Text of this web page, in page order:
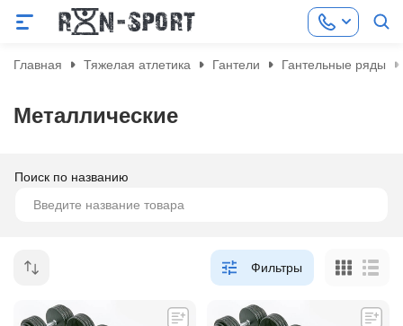
Главная Тяжелая атлетика Гантели Гантельные ряды
Металлические
Поиск по названию
Фильтры